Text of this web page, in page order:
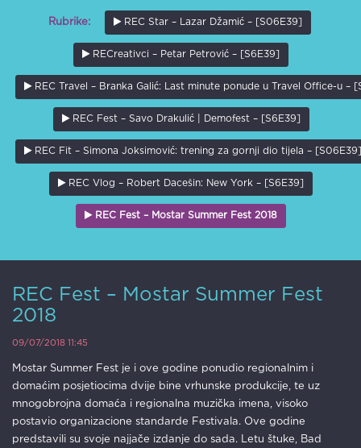
Rubrike: REC Star – Lazar Džamić – [S06E39]
RECreativci – Petar Petrović – [S6E39]
REC Travel – Branka Galić: Last minute ponude u Travel Office-u –
REC Fest – Savo Drakulić | Demofest – [S6E39]
REC Fit – Simona Joksimović: trening za gornji dio tijela – [S06E39]
REC Vlog – Robert Dacešin: New York – [S6E39]
REC Fest – Mostar Summer Fest 2018
REC Fest – Mostar Summer Fest
2018
09/07/2018 11:45
Mostar Summer Fest je i ove godine ponudio regionalnim i
domaćim posjetiocima dvije bine vrhunske produkcije, te uz
mnogobrojna domaća i regionalna muzička imena, visoko
postavio organizacione standarde Festivala. Ove godine
predstavili su svoje najjače izdanje do sada. Letu štuke, Bad